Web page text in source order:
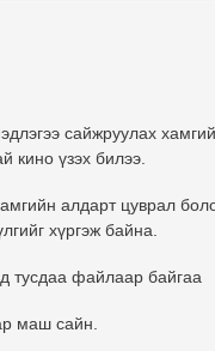
сайжруулах
кино үзэх билээ.
алдарт цуврал
хүргэж байна.
тусдаа файлаар байгаа
маш сайн.